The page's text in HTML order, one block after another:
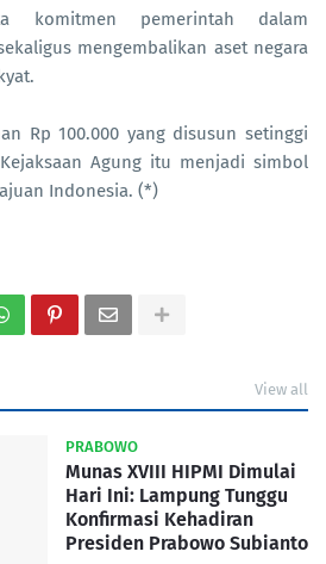
komitmen pemerintah dalam
mengembalikan aset negara
Rp 100.000 yang disusun setinggi
Agung itu menjadi simbol
Indonesia. (*)
View all
PRABOWO
Munas XVIII HIPMI Dimulai
Hari Ini: Lampung Tunggu
Konfirmasi Kehadiran
Presiden Prabowo Subianto